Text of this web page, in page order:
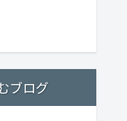
ブログ